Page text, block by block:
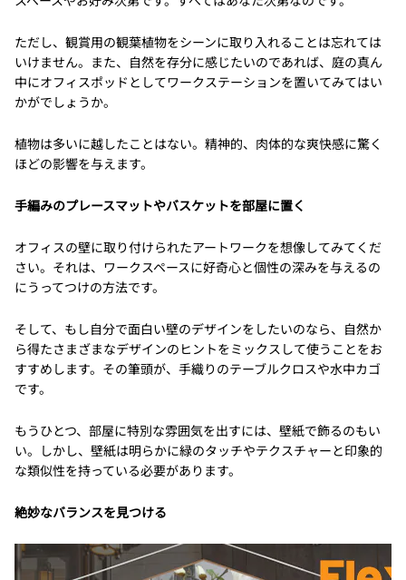
ただし、観賞用の観葉植物をシーンに取り入れることは忘れては
いけません。また、自然を存分に感じたいのであれば、庭の真ん
中にオフィスポッドとしてワークステーションを置いてみてはい
かがでしょうか。
植物は多いに越したことはない。精神的、肉体的な爽快感に驚く
ほどの影響を与えます。
手編みのプレースマットやバスケットを部屋に置く
オフィスの壁に取り付けられたアートワークを想像してみてくだ
さい。それは、ワークスペースに好奇心と個性の深みを与えるの
にうってつけの方法です。
そして、もし自分で面白い壁のデザインをしたいのなら、自然か
ら得たさまざまなデザインのヒントをミックスして使うことをお
すすめします。その筆頭が、手織りのテーブルクロスや水中カゴ
です。
もうひとつ、部屋に特別な雰囲気を出すには、壁紙で飾るのもい
い。しかし、壁紙は明らかに緑のタッチやテクスチャーと印象的
な類似性を持っている必要があります。
絶妙なバランスを見つける